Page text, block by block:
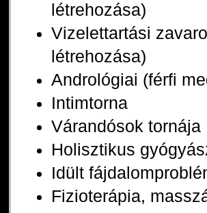
létrehozása)
Vizelettartási
létrehozása)
Andrológiai (férfi
Intimtorna
Várandósok tornája
Holisztikus
Idült
Fizioterápia,